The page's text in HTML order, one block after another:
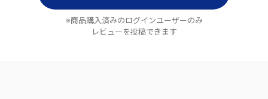
※商品購入済みのログインユーザーのみ
レビューを投稿できます